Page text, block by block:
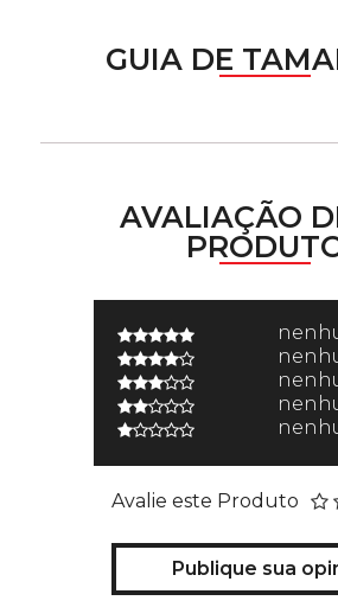
GUIA DE
AVALIAÇÃO
Avalie este Produto
Publique sua